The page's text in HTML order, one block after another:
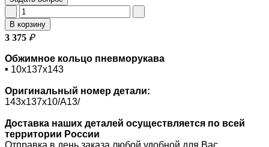
В корзину
3 375 ₽
Обжимное кольцо пневморукава
• 10х137х143
Оригинальный номер детали:
143х137х10/A13/
Доставка наших деталей осуществляется по всей
территории России
Отправка в день заказа любой удобной для Вас